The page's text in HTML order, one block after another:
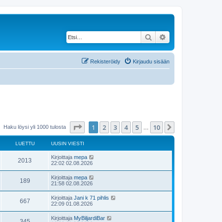
Etsi
Kirjaudu sisään
Rekisteröidy
Haku löysi yli 1000 tulosta Sivu 10
1 2 3 4 5 10
LUETTU UUSIN VIESTI
2013
u
t
U
u
n
v
i
e
s
t
Kirjoittaja mepa
22:02 02.08.2026
189L
u
t
U
u
n
v
i
e
Kirjoittaja mepa
21:58 02.08.2026
667L
u
U
u
n
Kirjoittaja Jani k 71 pihlis
22:09 01.08.2026
U
Kirjoittaja MyBiljardiBar